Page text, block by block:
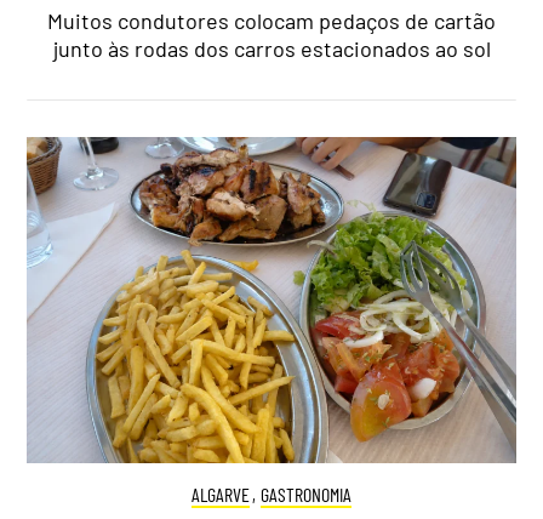
Muitos condutores colocam pedaços de cartão
junto às rodas dos carros estacionados ao sol
ALGARVE, GASTRONOMIA